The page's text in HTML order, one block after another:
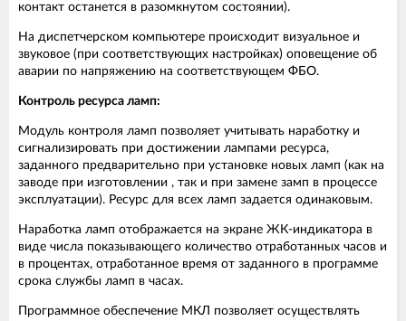
контакт останется в разомкнутом состоянии).
На диспетчерском компьютере происходит визуальное и
звуковое (при соответствующих настройках) оповещение об
аварии по напряжению на соответствующем ФБО.
Контроль ресурса ламп:
Модуль контроля ламп позволяет учитывать наработку и
сигнализировать при достижении лампами ресурса,
заданного предварительно при установке новых ламп (как на
заводе при изготовлении , так и при замене замп в процессе
эксплуатации). Ресурс для всех ламп задается одинаковым.
Наработка ламп отображается на экране ЖК-индикатора в
виде числа показывающего количество отработанных часов и
в процентах, отработанное время от заданного в программе
срока службы ламп в часах.
Программное обеспечение МКЛ позволяет осуществлять